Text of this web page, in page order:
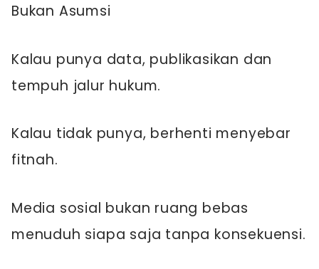
Bukan Asumsi
Kalau punya data, publikasikan dan
tempuh jalur hukum.
Kalau tidak punya, berhenti menyebar
fitnah.
Media sosial bukan ruang bebas
menuduh siapa saja tanpa konsekuensi.